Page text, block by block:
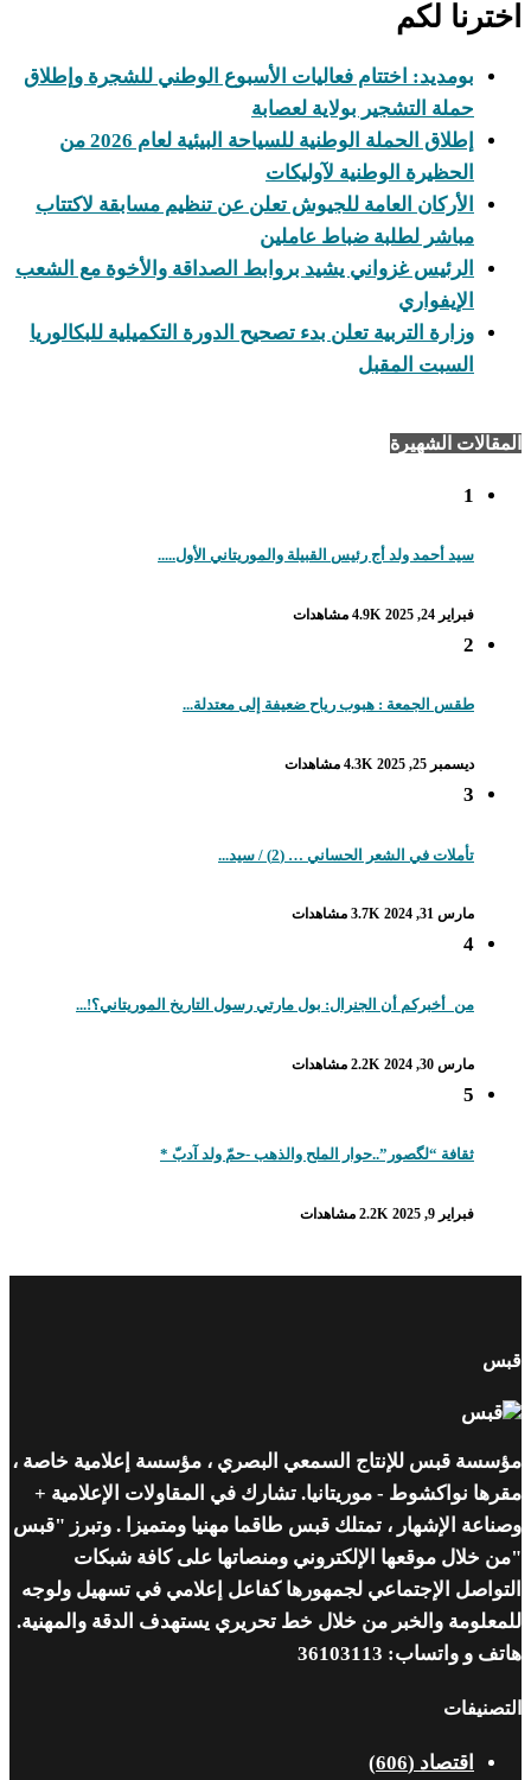
اخترنا لكم
بومديد: اختتام فعاليات الأسبوع الوطني للشجرة وإطلاق
حملة التشجير بولاية لعصابة
إطلاق الحملة الوطنية للسياحة البيئية لعام 2026 من
الحظيرة الوطنية لآوليكات
الأركان العامة للجيوش تعلن عن تنظيم مسابقة لاكتتاب
مباشر لطلبة ضباط عاملين
الرئيس غزواني يشيد بروابط الصداقة والأخوة مع الشعب
الإيفواري
وزارة التربية تعلن بدء تصحيح الدورة التكميلية للبكالوريا
السبت المقبل
المقالات الشهيرة
1
سيد أحمد ولد أج رئيس القبيلة والموريتاني الأول.....
فبراير 24, 2025 4.9K مشاهدات
2
طقس الجمعة : هبوب رياح ضعيفة إلى معتدلة...
ديسمبر 25, 2025 4.3K مشاهدات
3
تأملات في الشعر الحساني … (2) / سيد...
مارس 31, 2024 3.7K مشاهدات
4
من_أخبركم أن الجنرال: بول مارتي رسول التاريخ الموريتاني؟!...
مارس 30, 2024 2.2K مشاهدات
5
ثقافة “لگصور”..حوار الملح والذهب -حمّ ولد آدبّ *
فبراير 9, 2025 2.2K مشاهدات
قبس
مؤسسة قبس للإنتاج السمعي البصري ، مؤسسة إعلامية خاصة ،
مقرها نواكشوط - موريتانيا. تشارك في المقاولات الإعلامية +
وصناعة الإشهار ، تمتلك قبس طاقما مهنيا ومتميزا . وتبرز "قبس
"من خلال موقعها الإلكتروني ومنصاتها على كافة شبكات
التواصل الإجتماعي لجمهورها كفاعل إعلامي في تسهيل ولوجه
للمعلومة والخبر من خلال خط تحريري يستهدف الدقة والمهنية.
هاتف و واتساب: 36103113
التصنيفات
اقتصاد (606)